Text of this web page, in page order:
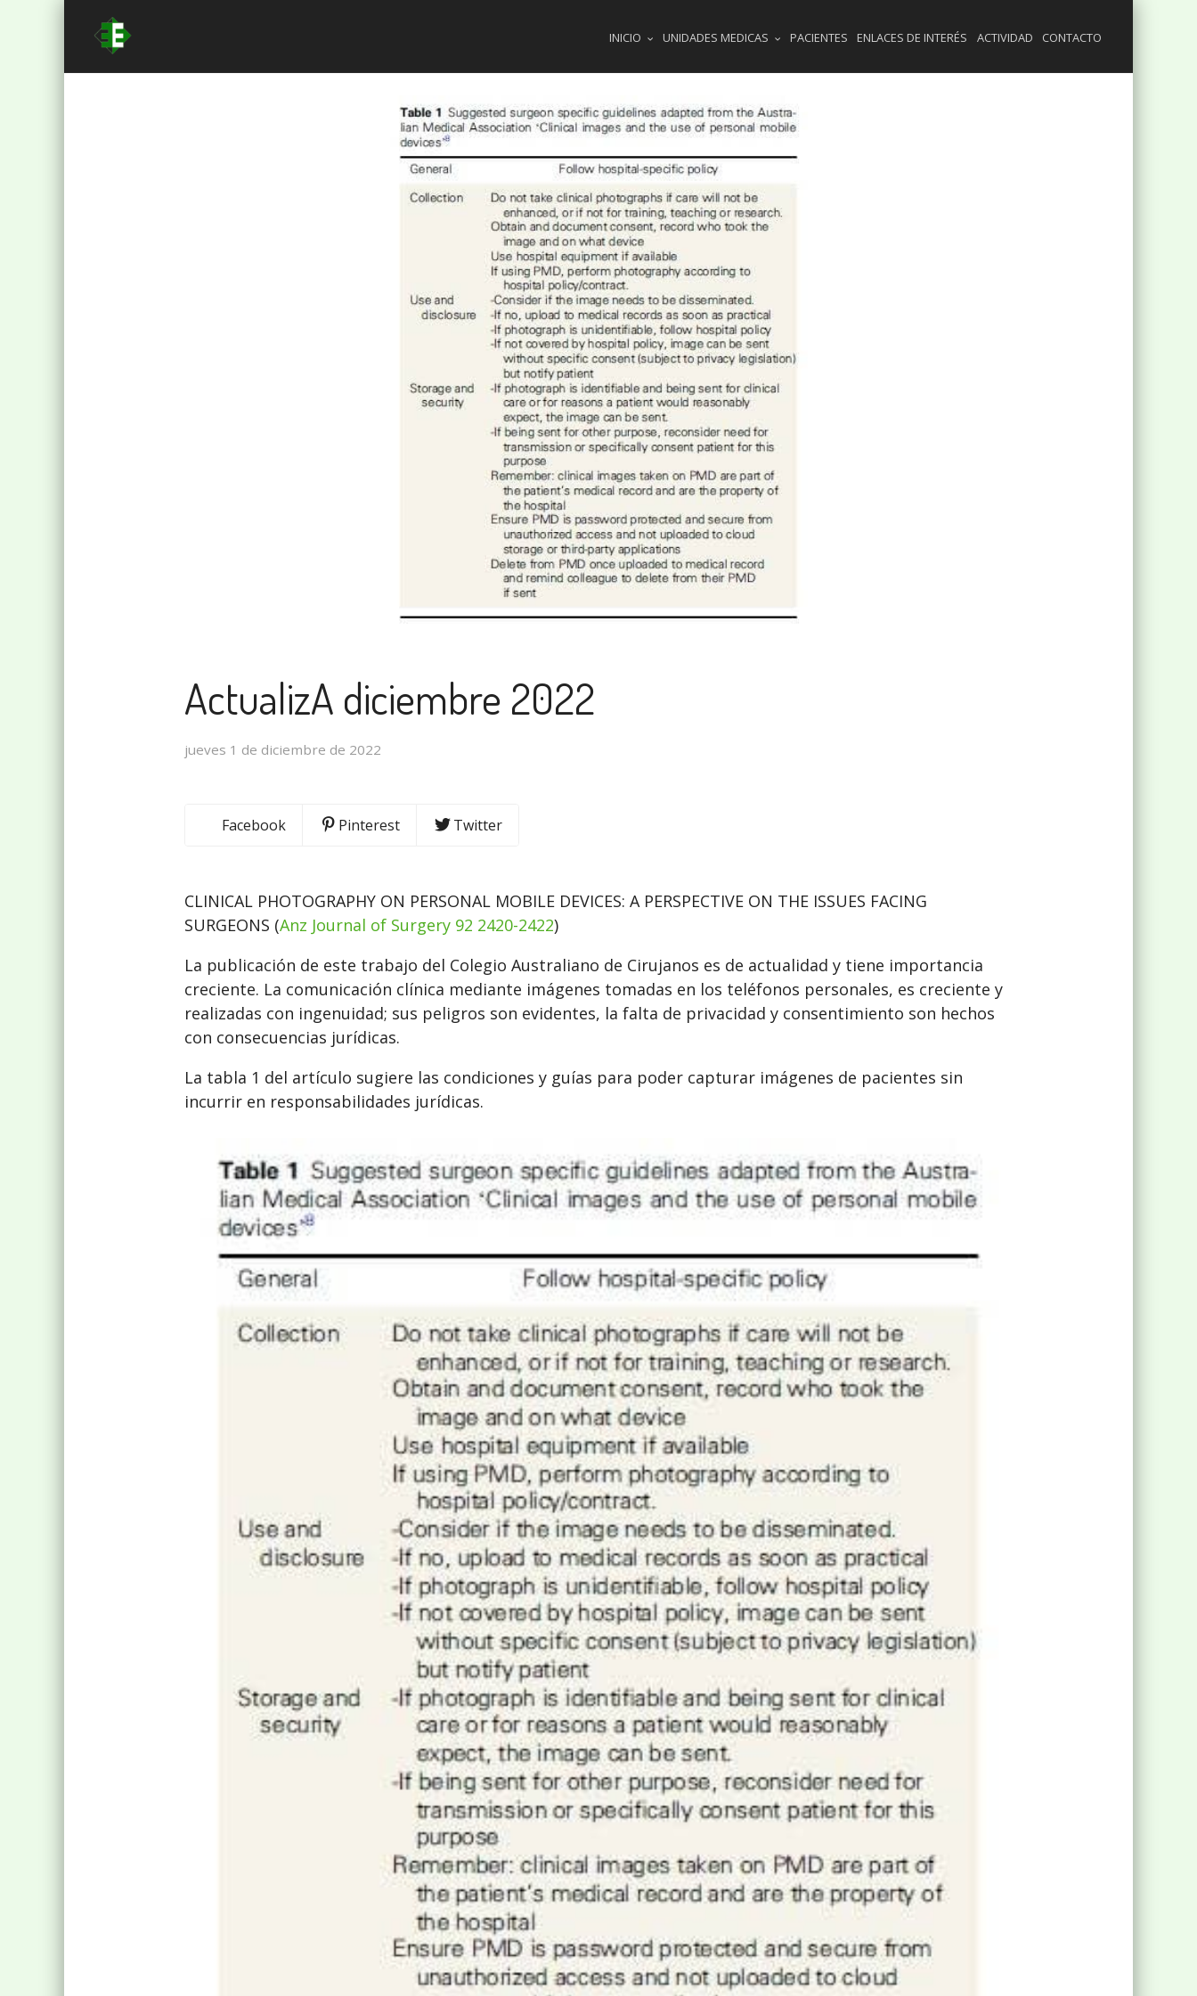
INICIO UNIDADES MEDICAS PACIENTES ENLACES DE INTERÉS ACTIVIDAD CONTACTO
ActualizA diciembre 2022
jueves 1 de diciembre de 2022
Facebook Pinterest Twitter
CLINICAL PHOTOGRAPHY ON PERSONAL MOBILE DEVICES: A PERSPECTIVE ON THE ISSUES FACING
SURGEONS (Anz Journal of Surgery 92 2420-2422)
La publicación de este trabajo del Colegio Australiano de Cirujanos es de actualidad y tiene importancia
creciente. La comunicación clínica mediante imágenes tomadas en los teléfonos personales, es creciente y
realizadas con ingenuidad; sus peligros son evidentes, la falta de privacidad y consentimiento son hechos
con consecuencias jurídicas.
La tabla 1 del artículo sugiere las condiciones y guías para poder capturar imágenes de pacientes sin
incurrir en responsabilidades jurídicas.